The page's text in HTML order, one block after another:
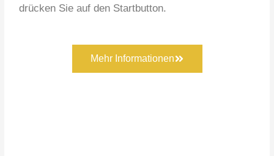
drücken Sie auf den Startbutton.
Mehr Informationen